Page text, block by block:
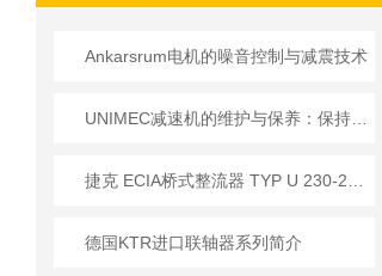
Ankarsrum电机的噪音控制与减震技术
德国KTR进口联轴器系列简介